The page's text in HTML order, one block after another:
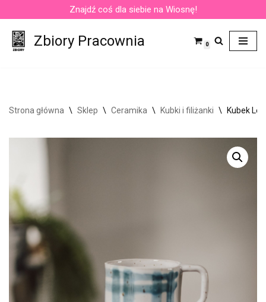
Przejdź
do
Znajdź coś dla siebie na Wiosnę!
Zbiory Pracownia 0
Strona główna \ Sklep \ Ceramika \ Kubki i filiżanki \ Kubek